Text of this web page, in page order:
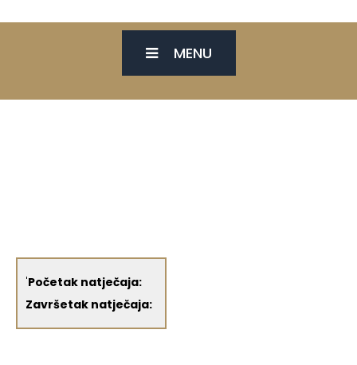
MENU
'Početak natječaja:
Završetak natječaja: